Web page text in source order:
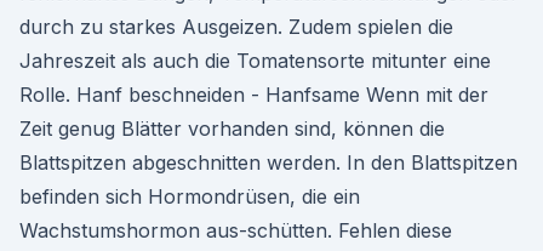
durch zu starkes Ausgeizen. Zudem spielen die
Jahreszeit als auch die Tomatensorte mitunter eine
Rolle. Hanf beschneiden - Hanfsame Wenn mit der
Zeit genug Blätter vorhanden sind, können die
Blattspitzen abgeschnitten werden. In den Blattspitzen
befinden sich Hormondrüsen, die ein
Wachstumshormon aus-schütten. Fehlen diese